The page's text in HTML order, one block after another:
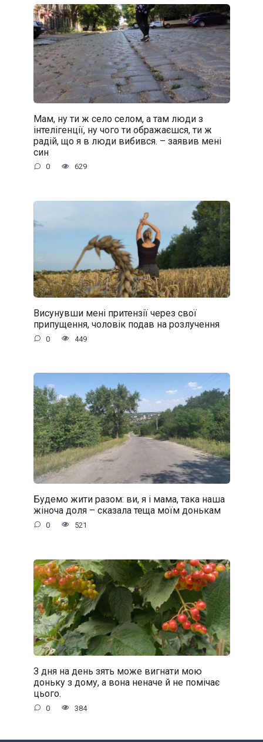
Мам, ну ти ж село селом, а там люди з
інтелігенції, ну чого ти ображаєшся, ти ж
радій, що я в люди вибився. – заявив мені
син
0 629
Висунувши мені притензії через свої
припущення, чоловік подав на розлучення
0 449
Будемо жити разом: ви, я і мама, така наша
жіноча доля – сказала теща моїм донькам
0 521
З дня на день зять може вигнати мою
доньку з дому, а вона неначе й не помічає
цього.
0 384